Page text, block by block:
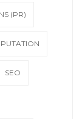
(PR)
SEO